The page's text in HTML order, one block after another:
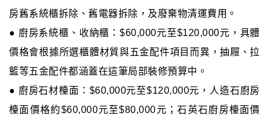
房舊系統櫃拆除、舊電器拆除，及廢棄物清運費用。
● 廚房系統櫃、收納櫃：$60,000元至$120,000元，具體
價格會根據所選櫃體材質與五金配件項目而異，抽屜、拉
籃等五金配件都涵蓋在這筆局部裝修預算中。
● 廚房石材檯面：$60,000元至$120,000元，人造石廚房
檯面價格約$60,000元至$80,000元；石英石廚房檯面價